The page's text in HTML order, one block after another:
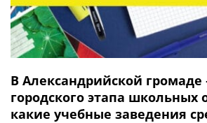
В Александрийской громаде
городского этапа школьных
какие учебные заведения